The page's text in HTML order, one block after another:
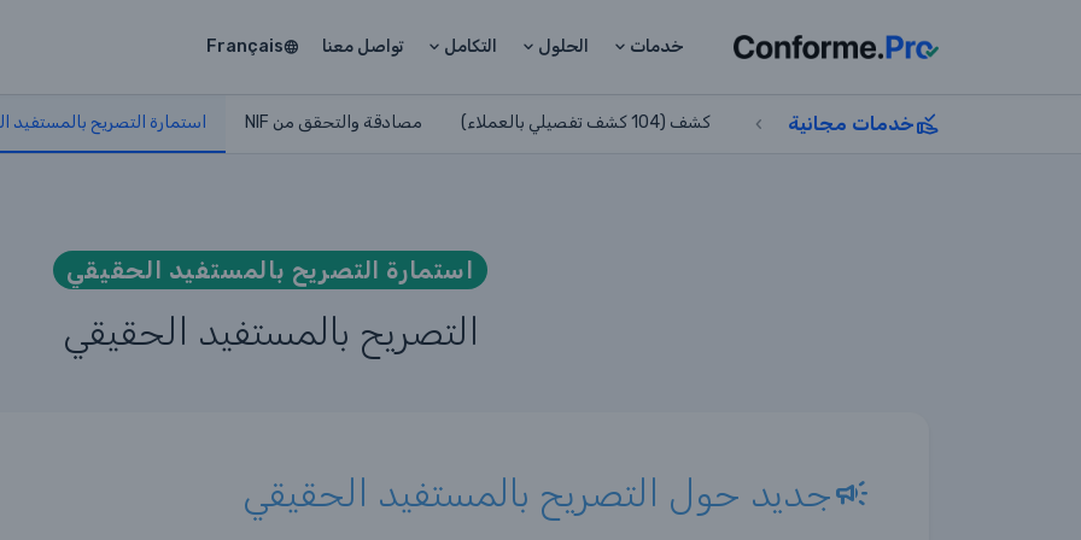
خدمات الحلول التكامل تواصل معنا Français
خدمات مجانية كشف (104 كشف تفصيلي بالعملاء) مصادقة والتحقق من NIF استمارة التصريح بالمستفيد
استمارة التصريح بالمستفيد الحقيقي
التصريح بالمستفيد الحقيقي
جديد حول التصريح بالمستفيد الحقيقي